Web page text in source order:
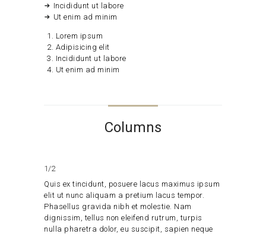
Incididunt ut labore
Ut enim ad minim
Lorem ipsum
Adipisicing elit
Incididunt ut labore
Ut enim ad minim
Columns
1/2
Quis ex tincidunt, posuere lacus maximus ipsum
elit ut nunc aliquam a pretium lacus tempor.
Phasellus gravida nibh et molestie. Nam
dignissim, tellus non eleifend rutrum, turpis
nulla pharetra dolor, eu suscipit, sapien neque